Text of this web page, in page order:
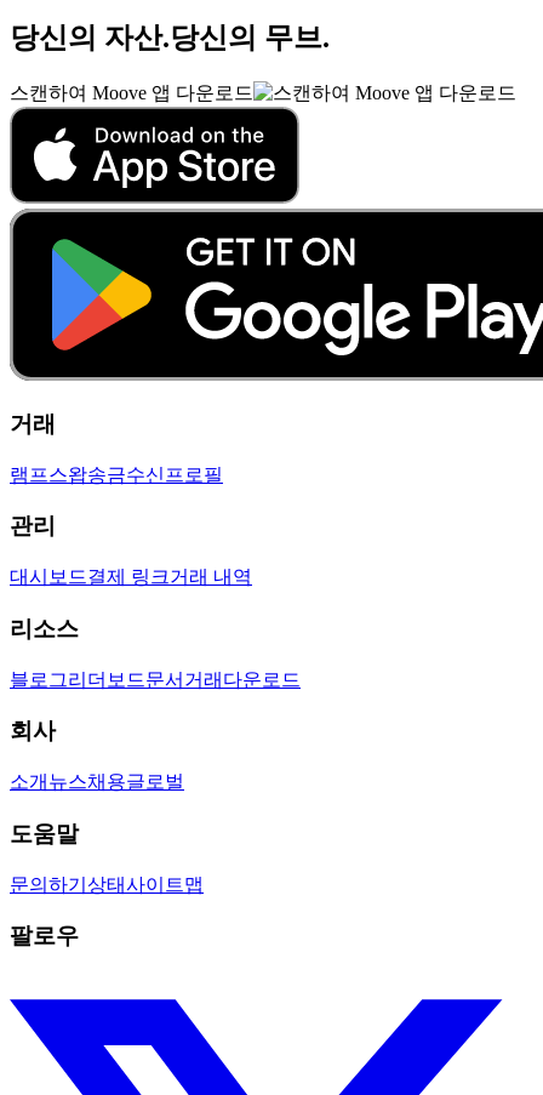
당신의 자산.당신의 무브.
스캔하여 Moove 앱 다운로드
거래
램프스왑송금수신 프로필
관리
대시보드결제 링크거래 내역
리소스
블로그리더보드문서 거래 다운로드
회사
소개 뉴스채용글로벌
도움말
문의하기 상태사이트맵
팔로우